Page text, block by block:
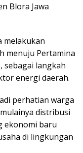
Blora Jawa
melakukan
menuju Pertamina
sebagai langkah
energi daerah.
perhatian warga
distribusi
ekonomi baru
di lingkungan